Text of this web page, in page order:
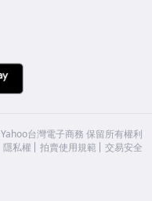
Yahoo台灣電子商務 保留所有權利
隱私權 拍賣使用規範 交易安全